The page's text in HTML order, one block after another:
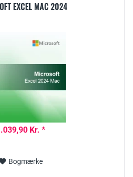
EXCEL MAC 2024
Kr. *
Bogmærke